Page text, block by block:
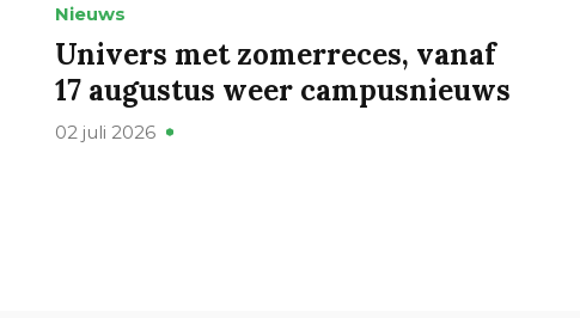
Nieuws
Univers met zomerreces, vanaf
17 augustus weer campusnieuws
02 juli 2026